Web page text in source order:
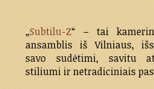
„Subtilu-Z“ – tai
ansamblis iš Vilniaus,
savo sudėtimi, savitu
stiliumi ir netradiciniais